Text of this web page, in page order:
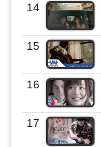
14
15
16
17